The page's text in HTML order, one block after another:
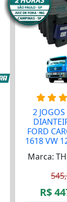
2
FORD
1618 VW
Marca:
R$